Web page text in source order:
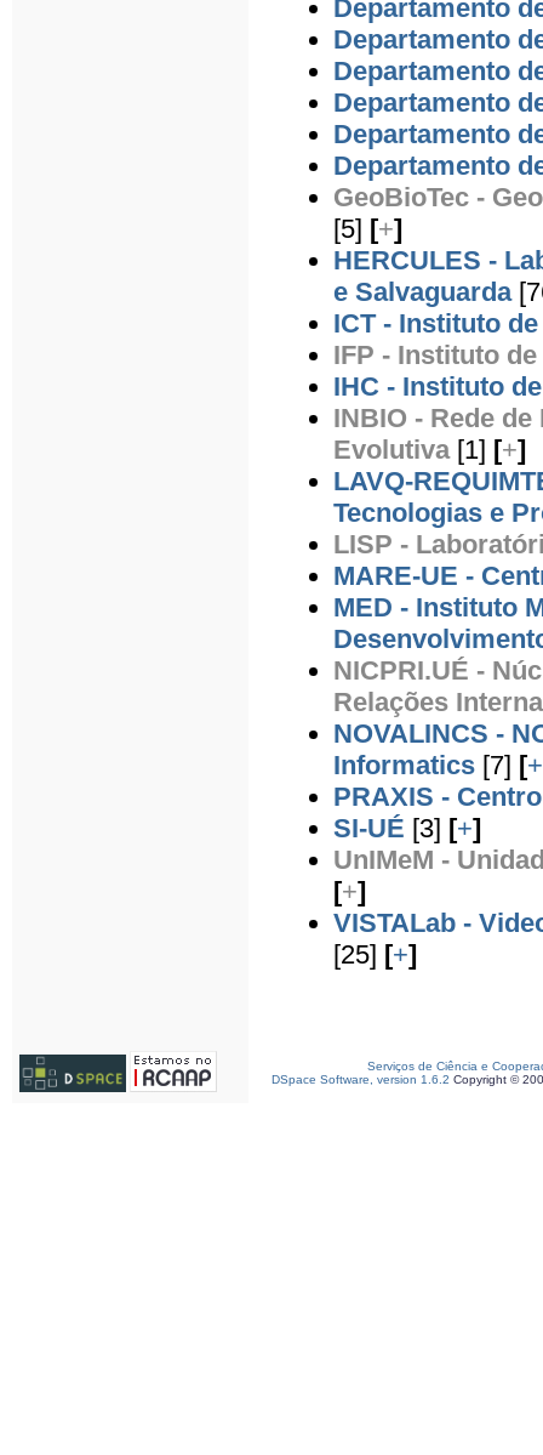
Departamento
Departamento
Departamento
Departamento
Departamento
Departamento
GeoBioTec -
[5] [+]
HERCULES -
e Salvaguarda
ICT - Instituto
IFP - Instituto
IHC - Instituto
INBIO - Rede
Evolutiva [1] [+]
LAVQ-
Tecnologias e
LISP -
MARE-UE -
MED - Instituto
NICPRI.UÉ -
Relações
NOVALINCS -
Informatics [7] [+
PRAXIS -
SI-UÉ [3] [+]
UnIMeM -
[+]
VISTALab -
[25] [+]
Serviços de Ciência e
DSpace Software, version 1.6.2 Copyright ©